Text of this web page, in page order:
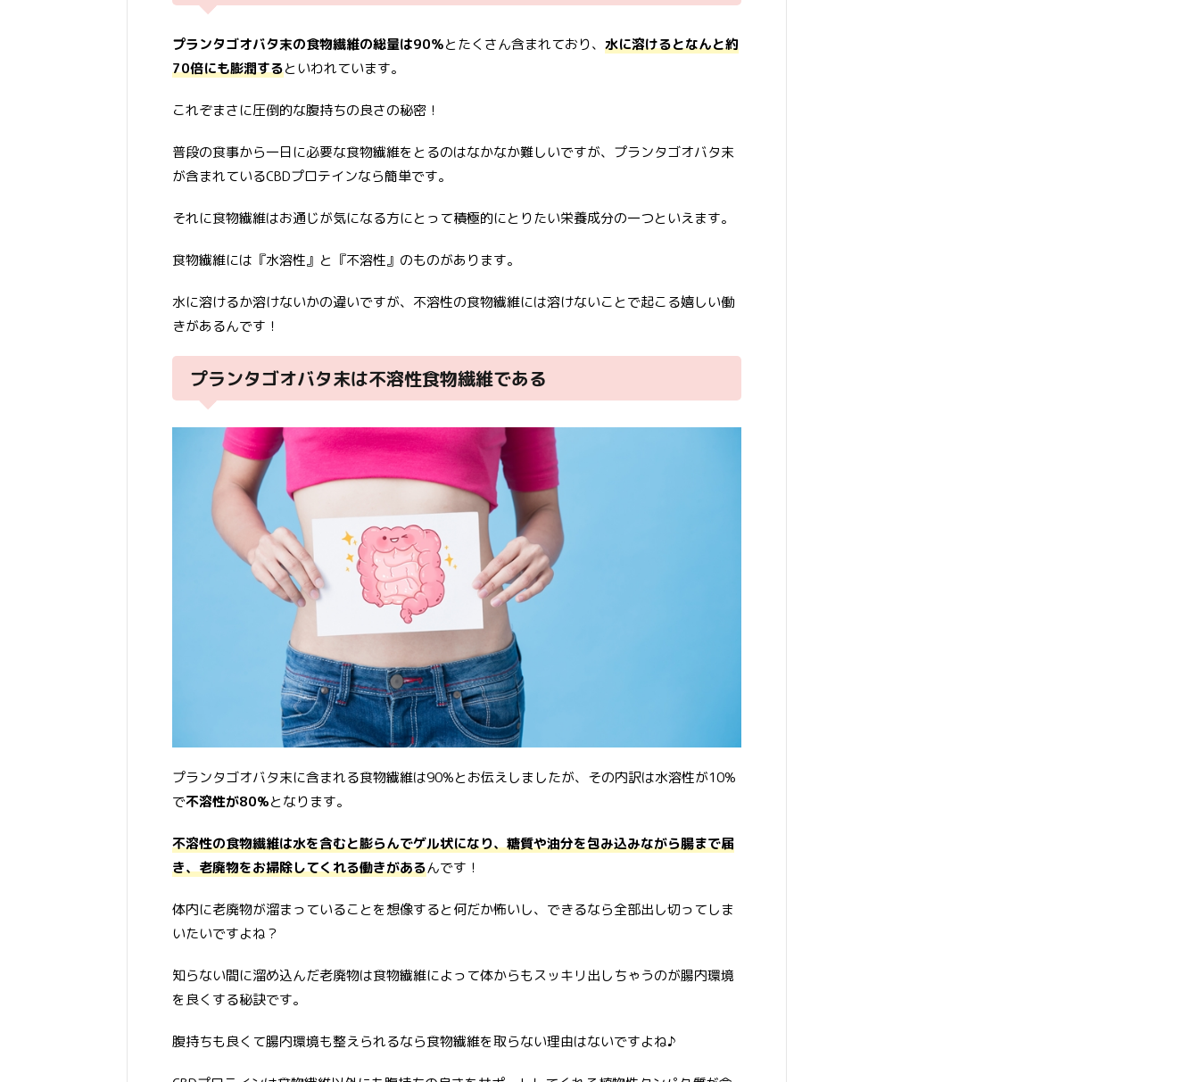
プランタゴオバタ末の食物繊維の総量は90％とたくさん含まれており、 水に溶けるとなんと約
70倍にも膨潤するといわれています。
これぞまさに圧倒的な腹持ちの良さの秘密！
普段の食事から一日に必要な食物繊維をとるのはなかなか難しいですが、プランタゴオバタ末
が含まれているCBDプロテインなら簡単です。
それに食物繊維はお通じが気になる方にとって積極的にとりたい栄養成分の一つといえます。
食物繊維には『水溶性』と『不溶性』のものがあります。
水に溶けるか溶けないかの違いですが、不溶性の食物繊維には溶けないことで起こる嬉しい働
きがあるんです！
プランタゴオバタ末は不溶性食物繊維である
プランタゴオバタ末に含まれる食物繊維は90%とお伝えしましたが、その内訳は水溶性が10%
で不溶性が80%となります。
不溶性の食物繊維は水を含むと膨らんでゲル状になり、糖質や油分を包み込みながら腸まで届
き、老廃物をお掃除してくれる働きがあるんです！
体内に老廃物が溜まっていることを想像すると何だか怖いし、できるなら全部出し切ってしま
いたいですよね？
知らない間に溜め込んだ老廃物は食物繊維によって体からもスッキリ出しちゃうのが腸内環境
を良くする秘訣です。
腹持ちも良くて腸内環境も整えられるなら食物繊維を取らない理由はないですよね♪